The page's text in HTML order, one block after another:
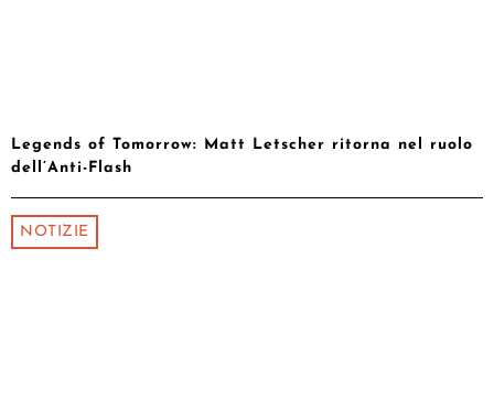
Legends of Tomorrow: Matt Letscher ritorna nel ruolo
dell’Anti-Flash
NOTIZIE